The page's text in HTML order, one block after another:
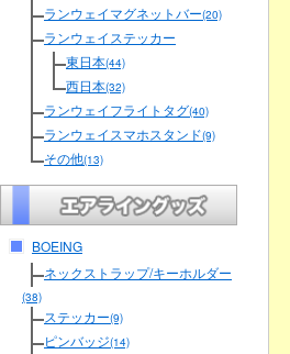
ランウェイマグネットバー(20)
ランウェイステッカー
東日本(44)
西日本(32)
ランウェイフライトタグ(40)
ランウェイスマホスタンド(9)
その他(13)
BOEING
ネックストラップ/キーホルダー
(38)
ステッカー(9)
ピンバッジ(14)